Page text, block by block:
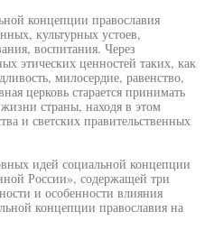
концепции православия
культурных устоев,
воспитания. Через
этических ценностей таких, как
милосердие, равенство,
церковь старается принимать
страны, находя в этом
и светских правительственных
идей социальной концепции
России», содержащей три
и особенности влияния
концепции православия на